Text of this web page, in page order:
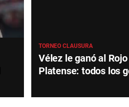
TORNEO CLAUSURA
Vélez le ganó al
Platense: todos los